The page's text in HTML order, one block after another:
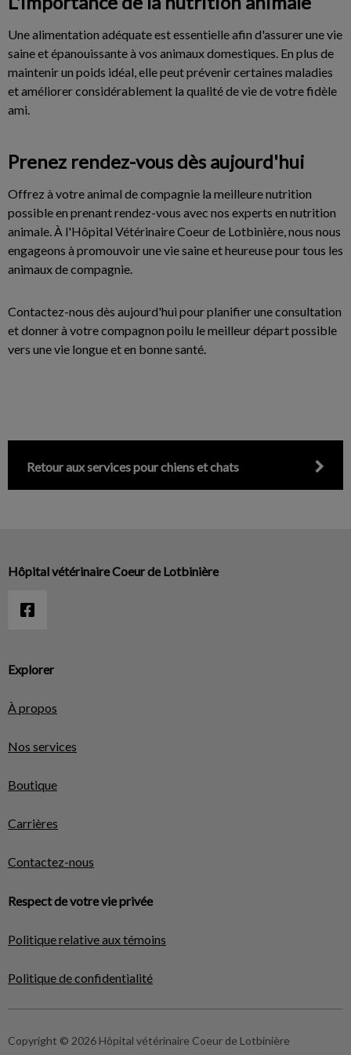
Une alimentation adéquate est essentielle afin d'assurer une vie
saine et épanouissante à vos animaux domestiques. En plus de
maintenir un poids idéal, elle peut prévenir certaines maladies
et améliorer considérablement la qualité de vie de votre fidèle
ami.
Prenez rendez-vous dès aujourd'hui
Offrez à votre animal de compagnie la meilleure nutrition
possible en prenant rendez-vous avec nos experts en nutrition
animale. À l'Hôpital Vétérinaire Coeur de Lotbinière, nous nous
engageons à promouvoir une vie saine et heureuse pour tous les
animaux de compagnie.
Contactez-nous dès aujourd'hui pour planifier une consultation
et donner à votre compagnon poilu le meilleur départ possible
vers une vie longue et en bonne santé.
Retour aux services pour chiens et chats
Explorer
À propos
Nos services
Boutique
Carrières
Contactez-nous
Respect de votre vie privée
Politique relative aux témoins
Politique de confidentialité
Hôpital vétérinaire Coeur de Lotbinière
Copyright © 2026 Hôpital vétérinaire Coeur de Lotbinière